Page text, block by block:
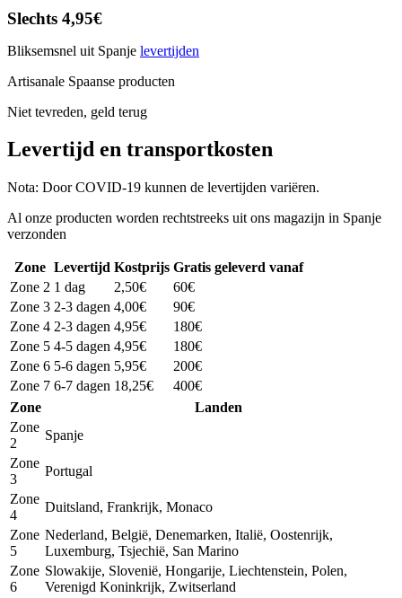
Slechts 4,95€
Bliksemsnel uit Spanje levertijden
Artisanale Spaanse producten
Niet tevreden, geld terug
Levertijd en transportkosten
Nota: Door COVID-19 kunnen de levertijden variëren.
Al onze producten worden rechtstreeks uit ons magazijn in Spanje
verzonden
Zone Levertijd Kostprijs Gratis geleverd vanaf
Zone 2 1 dag 2,50€
60€
Zone 3 2-3 dagen 4,00€
90€
Zone 4 2-3 dagen 4,95€
180€
Zone 5 4-5 dagen 4,95€
180€
Zone 6 5-6 dagen 5,95€
200€
Zone 7 6-7 dagen 18,25€
400€
Zone
Landen
Zone
2
Spanje
Zone
3
Portugal
Zone
4
Duitsland, Frankrijk, Monaco
Zone
5
Nederland, België, Denemarken, Italië, Oostenrijk,
Luxemburg, Tsjechië, San Marino
Zone
6
Slowakije, Slovenië, Hongarije, Liechtenstein, Polen,
Verenigd Koninkrijk, Zwitserland